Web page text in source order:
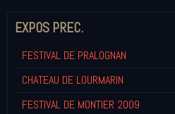
EXPOS PREC.
FESTIVAL DE PRALOGNAN
CHATEAU DE LOURMARIN
FESTIVAL DE MONTIER 2009